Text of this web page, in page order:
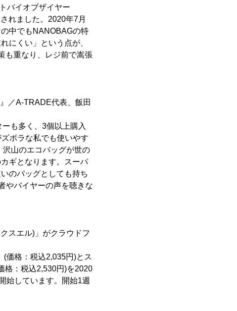
バイオブザイヤー
れました。2020年7月
中でもNANOBAGの特
にくい」という点が、
も重なり、レジ前で嵩張
／A-TRADE代表、飯田
も多く、3個以上購入
ボラな私でも使いやす
山のエコバッグが世の
ギとなります。スーパ
のバッグとしても持ち
やバイヤーの声を聴きな
スエル)」がクラウドフ
価格：税込2,035円)とス
格：税込2,530円)を2020
始しています。開始1週